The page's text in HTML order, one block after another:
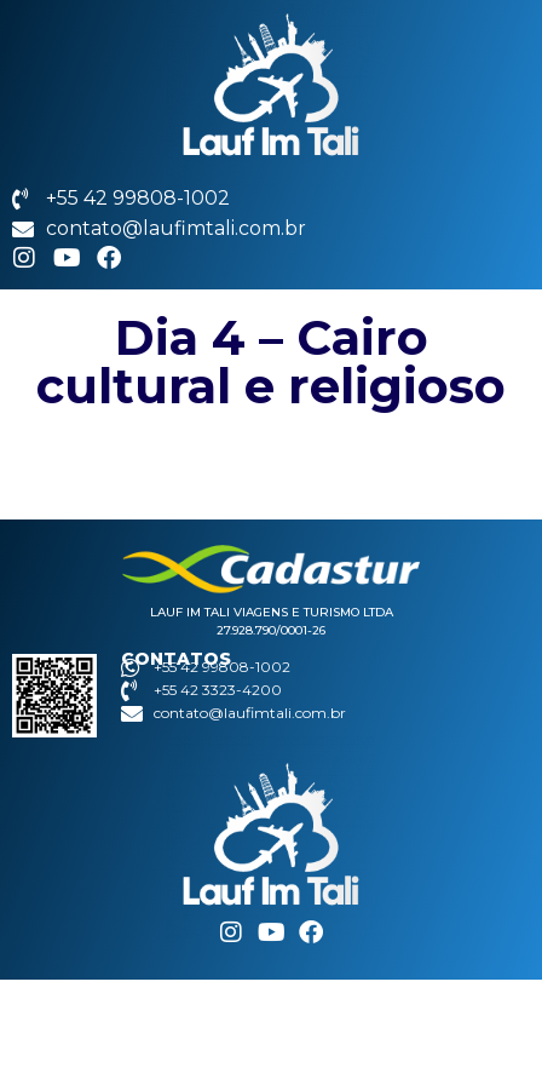
+55 42 99808-1002
contato@laufimtali.com.br
Dia 4 – Cairo
cultural e religioso
LAUF IM TALI VIAGENS E TURISMO LTDA
27.928.790/0001-26
CONTATOS
+55 42 99808-1002
+55 42 3323-4200
contato@laufimtali.com.br